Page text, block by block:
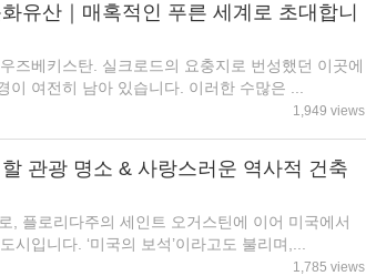
유산｜매혹적인 푸른 세계로 초대합니
즈베키스탄. 실크로드의 요충지로 번성했던 이곳에
여전히 남아 있습니다. 이러한 수많은 ...
1,949 views
관광 명소 & 사랑스러운 역사적 건축
, 플로리다주의 세인트 오거스틴에 이어 미국에서
입니다. ‘미국의 보석’이라고도 불리며,...
1,785 views